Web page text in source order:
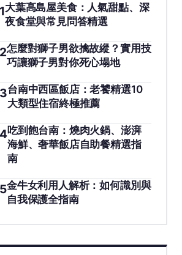
1大葉高島屋美食：人氣甜點、深
夜食堂與常見問答精選
2怎麼對獅子男欲擒故縱？實用技
巧讓獅子男對你死心塌地
3台南中西區飯店：老饕精選10
大類型住宿終極推薦
4吃到飽台南：燒肉火鍋、澎湃
海鮮、奢華飯店自助餐精選指
南
5金牛女利用人解析：如何識別與
自我保護全指南